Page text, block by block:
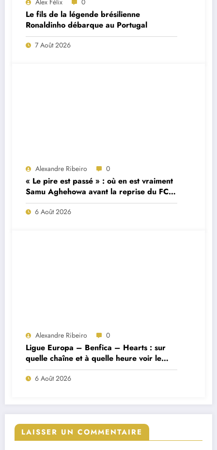
Le fils de la légende brésilienne
Ronaldinho débarque au Portugal
7 Août 2026
Alexandre Ribeiro 0
« Le pire est passé » : où en est vraiment
Samu Aghehowa avant la reprise du FC
Porto ?
6 Août 2026
Alexandre Ribeiro 0
Ligue Europa – Benfica – Hearts : sur
quelle chaîne et à quelle heure voir le
match ?
6 Août 2026
LAISSER UN COMMENTAIRE